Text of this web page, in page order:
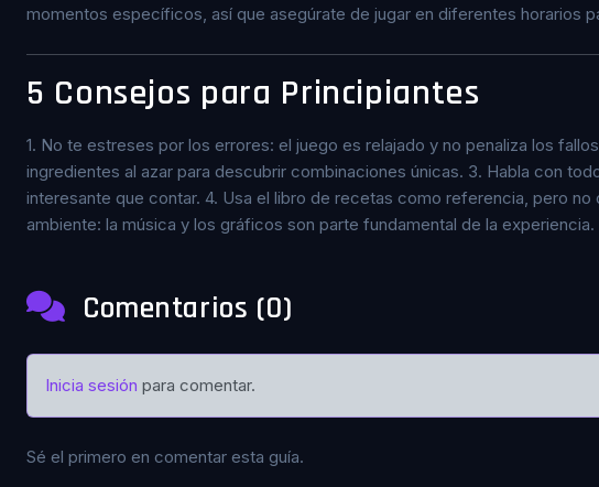
momentos específicos, así que asegúrate de jugar en diferentes horarios
5 Consejos para Principiantes
1. No te estreses por los errores: el juego es relajado y no penaliza los
ingredientes al azar para descubrir combinaciones únicas. 3. Habla con
interesante que contar. 4. Usa el libro de recetas como referencia, pero
ambiente: la música y los gráficos son parte fundamental de la experiencia.
Comentarios (0)
Inicia sesión para comentar.
Sé el primero en comentar esta guía.